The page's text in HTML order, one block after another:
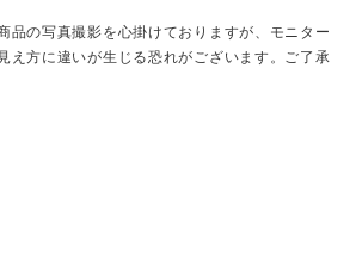
品の写真撮影を心掛けておりますが、モニター
え方に違いが生じる恐れがございます。ご了承